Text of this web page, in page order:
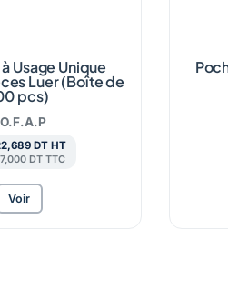
Usage Unique
Luer (Boîte de
pcs)
DT HT
DT TTC
Voir